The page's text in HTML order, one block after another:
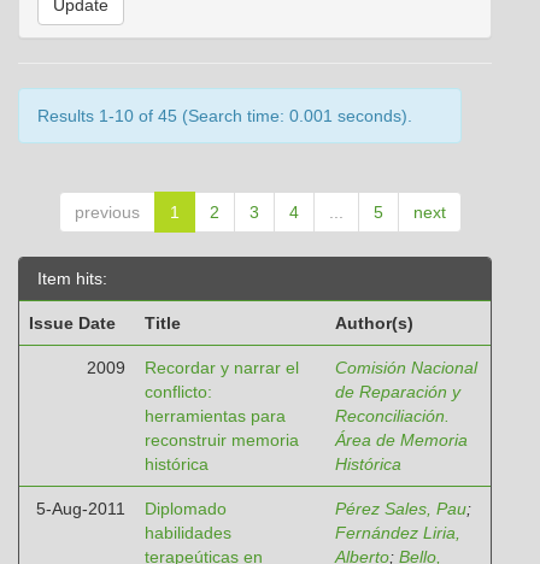
Results 1-10 of 45 (Search time: 0.001 seconds).
previous 1 2 3 4 5 next
Item hits:
Issue Date Title Author(s)
2009
Recordar y narrar el
conflicto:
herramientas para
reconstruir memoria
histórica
Comisión Nacional
de Reparación y
Reconciliación.
Área de Memoria
Histórica
5-Aug-2011
Diplomado
habilidades
terapeúticas en
Pérez Sales, Pau;
Fernández Liria,
Alberto; Bello,